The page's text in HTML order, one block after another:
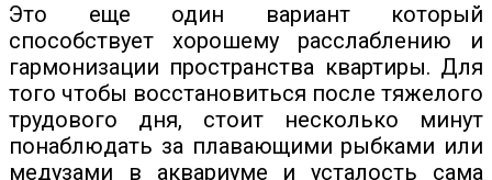
Это еще один вариант который
способствует хорошему расслаблению и
гармонизации пространства квартиры. Для
того чтобы восстановиться после тяжелого
трудового дня, стоит несколько минут
понаблюдать за плавающими рыбками или
медузами в аквариуме и усталость сама